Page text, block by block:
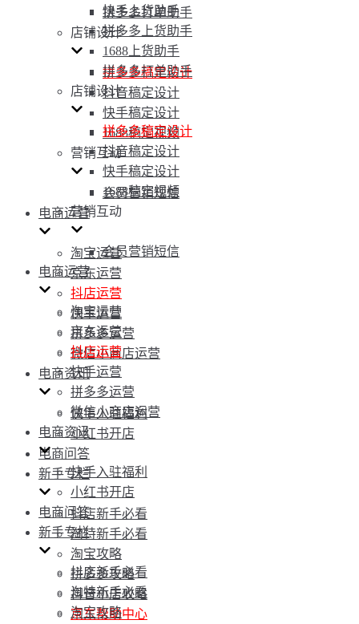
拼多多打单助手
店铺设计
拼多多稿定设计
抖音稿定设计
快手稿定设计
1688稿定视频
营销互动
会员营销短信
电商运营
淘宝运营
京东运营
抖店运营
快手运营
拼多多运营
微信小商店运营
电商资讯
快手入驻福利
小红书开店
电商问答
新手专栏
抖店新手必看
淘特新手必看
淘宝攻略
拼多多攻略
抖音小店攻略
京东帮助中心
快手上货助手
拼多多上货助手
1688上货助手
拼多多打单助手
店铺设计
拼多多稿定设计
抖音稿定设计
快手稿定设计
1688稿定视频
营销互动
会员营销短信
电商运营
淘宝运营
京东运营
抖店运营
快手运营
拼多多运营
微信小商店运营
电商资讯
快手入驻福利
小红书开店
电商问答
新手专栏
抖店新手必看
淘特新手必看
淘宝攻略